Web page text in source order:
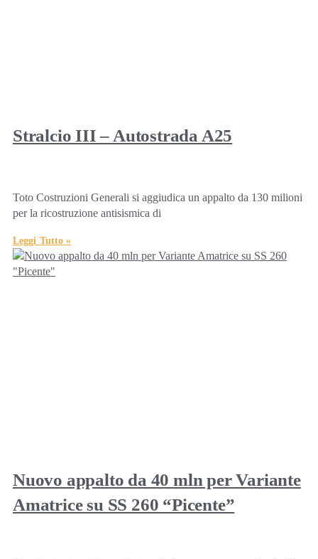
Stralcio III – Autostrada A25
Toto Costruzioni Generali si aggiudica un appalto da 130 milioni
per la ricostruzione antisismica di
Leggi Tutto »
Nuovo appalto da 40 mln per Variante
Amatrice su SS 260 “Picente”